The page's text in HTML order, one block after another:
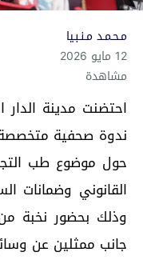
مـحـمـد مـنـبـيا
12 مايو 2026
مشاهدة
ندوة صحفية
حول موضوع طب
القانوني وضمانات
وذلك بحضور نخبة من
جانب ممثلين عن